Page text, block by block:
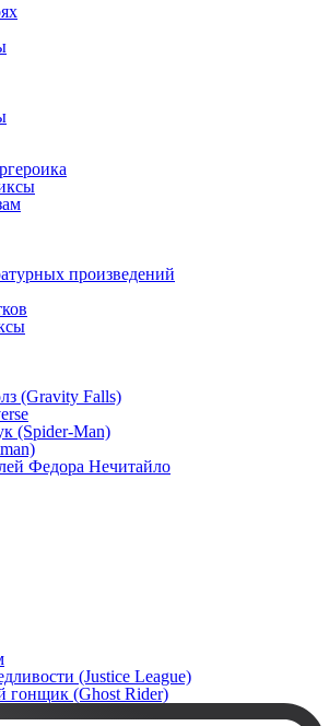
произведений
(Gravity Falls)
(Spider-Man)
Федора Нечитайло
(Justice League)
гонщик (Ghost Rider)